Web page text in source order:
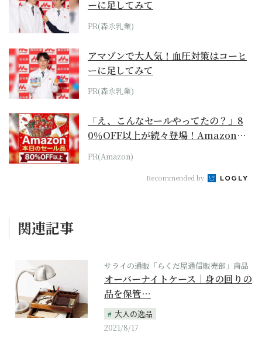
ーに足してみて
PR(森永乳業)
アマゾンで大人気！血圧対策はコーヒ
ーに足してみて
PR(森永乳業)
「え、こんなセールやってたの？」8
0％OFF以上が続々登場！Amazonの
本気が...
PR(Amazon)
Recommended by
関連記事
サライの通販「らくだ屋通信販売部」商品
オーバーナイトケース｜身の回りの
品を保管…
大人の逸品
2021/8/17